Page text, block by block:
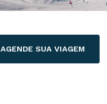
AGENDE SUA VIAGEM